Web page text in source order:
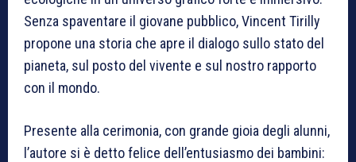
Senza spaventare il giovane pubblico, Vincent Tirilly
propone una storia che apre il dialogo sullo stato del
pianeta, sul posto del vivente e sul nostro rapporto
con il mondo.
Presente alla cerimonia, con grande gioia degli alunni,
l’autore si è detto felice dell’entusiasmo dei bambini: